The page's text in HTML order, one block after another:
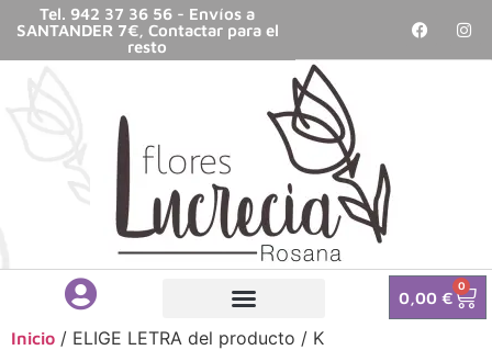
Tel. 942 37 36 56 - Envíos a
SANTANDER 7€, Contactar para el
resto
0,00€
0
Inicio / ELIGE LETRA del producto / K